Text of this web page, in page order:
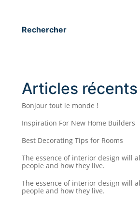
Rechercher
Articles récents
Bonjour tout le monde !
Inspiration For New Home Builders
Best Decorating Tips for Rooms
The essence of interior design will
people and how they live.
The essence of interior design will
people and how they live.